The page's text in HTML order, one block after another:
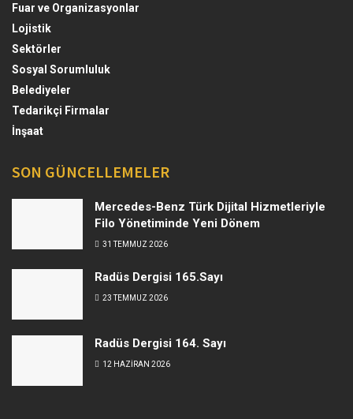
Fuar ve Organizasyonlar
Lojistik
Sektörler
Sosyal Sorumluluk
Belediyeler
Tedarikçi Firmalar
İnşaat
SON GÜNCELLEMELER
Mercedes-Benz Türk Dijital Hizmetleriyle
Filo Yönetiminde Yeni Dönem
31 TEMMUZ 2026
Radüs Dergisi 165.Sayı
23 TEMMUZ 2026
Radüs Dergisi 164. Sayı
12 HAZIRAN 2026